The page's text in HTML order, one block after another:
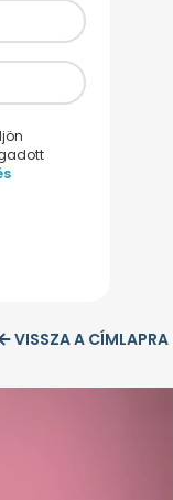
VISSZA A CÍMLAPRA